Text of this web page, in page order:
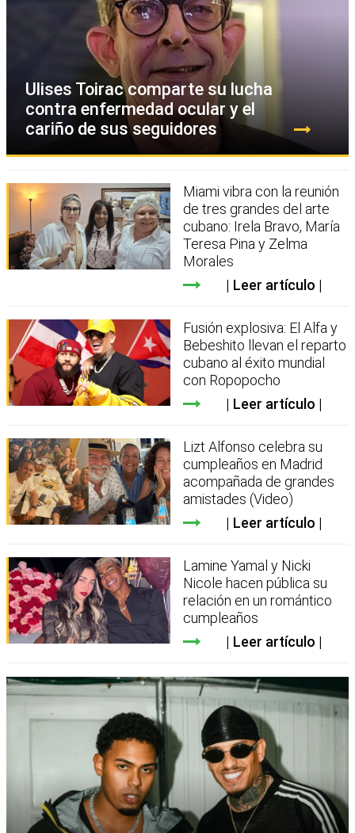
Ulises Toirac comparte su lucha
contra enfermedad ocular y el
cariño de sus seguidores
Miami vibra con la reunión
de tres grandes del arte
cubano: Irela Bravo, María
Teresa Pina y Zelma
Morales
Leer artículo
Fusión explosiva: El Alfa y
Bebeshito llevan el reparto
cubano al éxito mundial
con Ropopocho
Leer artículo
Lizt Alfonso celebra su
cumpleaños en Madrid
acompañada de grandes
amistades (Video)
Leer artículo
Lamine Yamal y Nicki
Nicole hacen pública su
relación en un romántico
cumpleaños
Leer artículo